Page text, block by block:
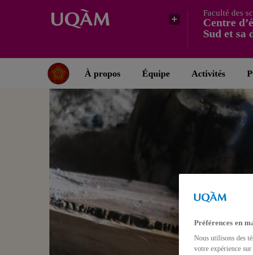
Faculté des
Centre
Sud et sa
À propos Équipe Activités
Préférences en
Nous utilisons des
votre expérience